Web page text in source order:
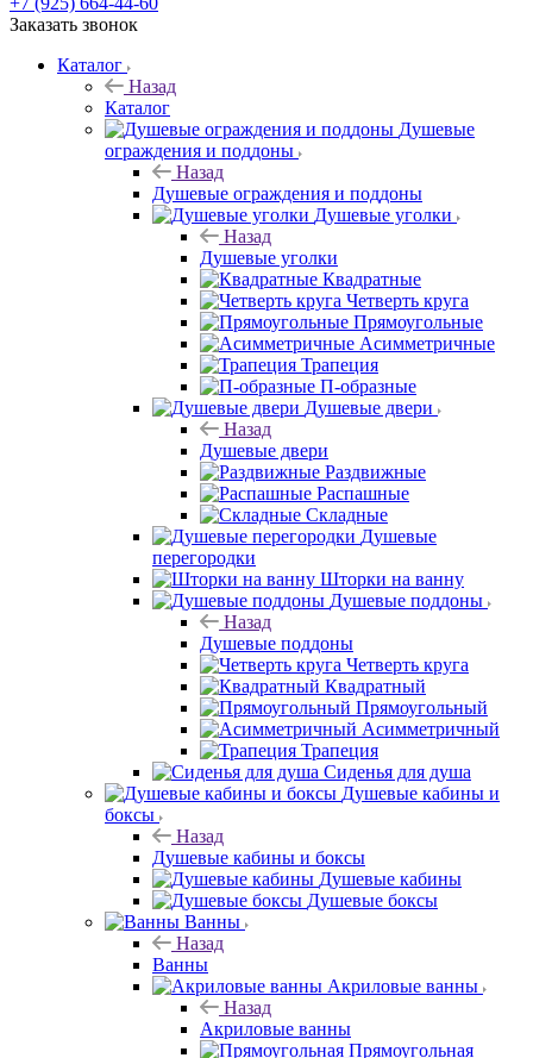
Заказать звонок
Каталог
Назад
Каталог
Душевые
ограждения и поддоны
Назад
Душевые ограждения и поддоны
Душевые уголки
Назад
Душевые уголки
Квадратные
Четверть круга
Прямоугольные
Асимметричные
Трапеция
П-образные
Душевые двери
Назад
Душевые двери
Раздвижные
Распашные
Складные
Душевые
перегородки
Шторки на ванну
Душевые поддоны
Назад
Душевые поддоны
Четверть круга
Квадратный
Прямоугольный
Асимметричный
Трапеция
Сиденья для душа
Душевые кабины и
боксы
Назад
Душевые кабины и боксы
Душевые кабины
Душевые боксы
Ванны
Назад
Ванны
Акриловые ванны
Назад
Акриловые ванны
Прямоугольная